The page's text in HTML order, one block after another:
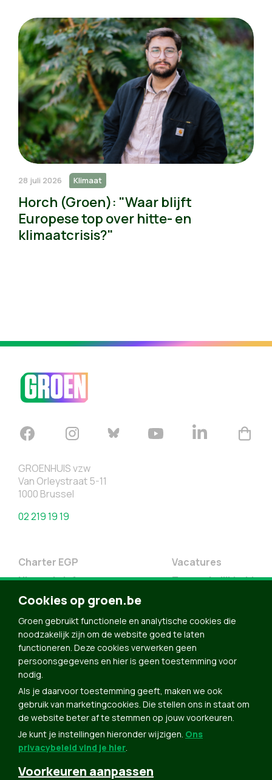
28 juli 2026 Klimaat
Horch (Groen): "Waar blijft
Europese top over hitte- en
klimaatcrisis?"
GROENHUIS vzw
Van Orleystraat 5-11
1000 Brussel
02 219 19 19
Charter EGP
Nieuwsbrief
Doe Mee
Contact
Groen in je buurt
Meldpunt
Vacatures
Toegankelijkheid
Word lid
Agenda
Bekijk kalender
Verleng je lidmaatschap
Programma oktober 2024
Programma juni 2024
Cookies op groen.be
Groen gebruikt functionele en analytische cookies die
noodzakelijk zijn om de website goed te laten
functioneren. Deze cookies verwerken geen
persoonsgegevens en hier is geen toestemming voor
nodig.
Als je daarvoor toestemming geeft, maken we ook
gebruik van marketingcookies. Die stellen ons in staat om
de website beter af te stemmen op jouw voorkeuren.
Je kunt je instellingen hieronder wijzigen. Ons
privacybeleid vind je hier.
Voorkeuren aanpassen